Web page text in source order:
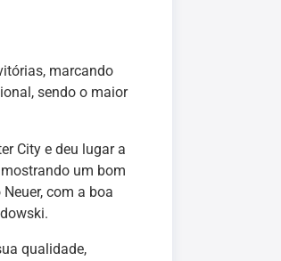
marcando
sendo o maior
City e deu lugar a
um bom
com a boa
qualidade,